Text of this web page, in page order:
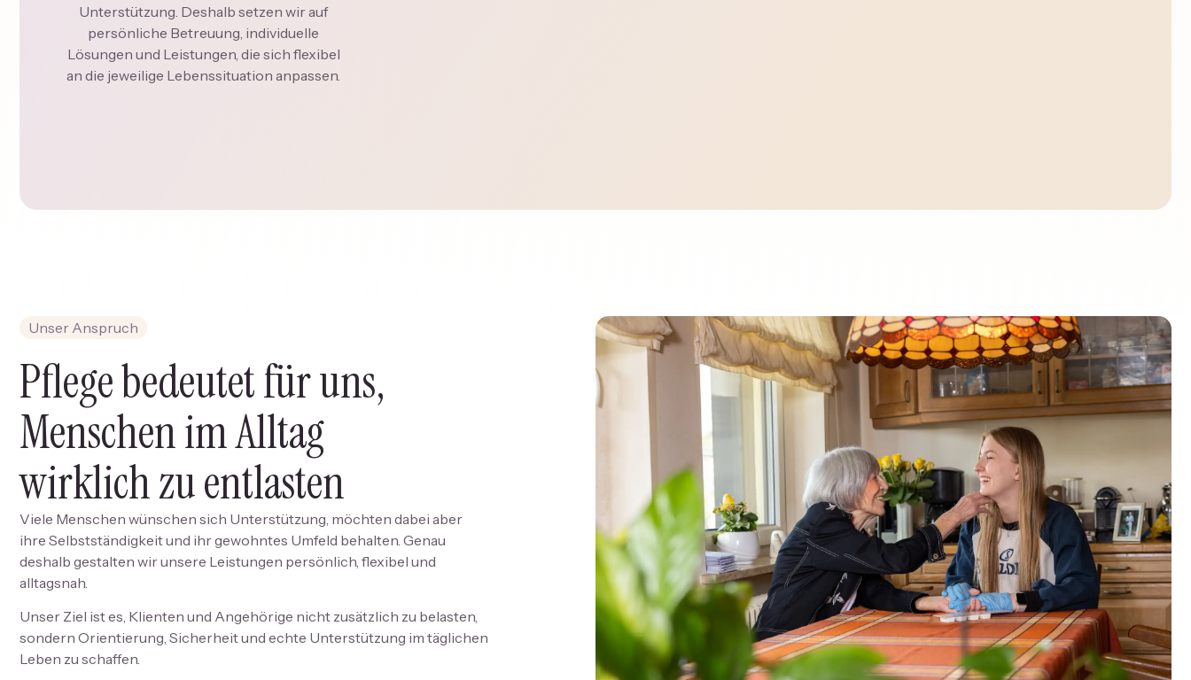
Unterstützung. Deshalb setzen wir auf
persönliche Betreuung, individuelle
Lösungen und Leistungen, die sich flexibel
an die jeweilige Lebenssituation anpassen.
Unser Anspruch
Pflege bedeutet für uns,
Menschen im Alltag
wirklich zu entlasten
Viele Menschen wünschen sich Unterstützung, möchten dabei aber
ihre Selbstständigkeit und ihr gewohntes Umfeld behalten. Genau
deshalb gestalten wir unsere Leistungen persönlich, flexibel und
alltagsnah.
Unser Ziel ist es, Klienten und Angehörige nicht zusätzlich zu belasten,
sondern Orientierung, Sicherheit und echte Unterstützung im täglichen
Leben zu schaffen.